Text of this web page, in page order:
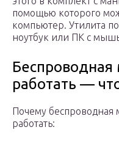
помощью которого
компьютер. Утилита
ноутбук или ПК с
работать —
Почему беспроводная
работать: